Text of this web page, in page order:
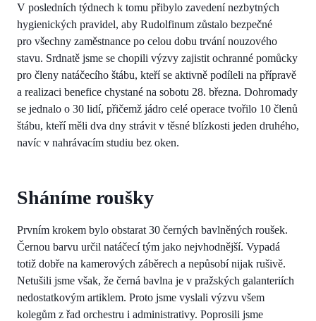
V posledních týdnech k tomu přibylo zavedení nezbytných
hygienických pravidel, aby Rudolfinum zůstalo bezpečné
pro všechny zaměstnance po celou dobu trvání nouzového
stavu. Srdnatě jsme se chopili výzvy zajistit ochranné pomůcky
pro členy natáčecího štábu, kteří se aktivně podíleli na přípravě
a realizaci benefice chystané na sobotu 28. března. Dohromady
se jednalo o 30 lidí, přičemž jádro celé operace tvořilo 10 členů
štábu, kteří měli dva dny strávit v těsné blízkosti jeden druhého,
navíc v nahrávacím studiu bez oken.
Sháníme roušky
Prvním krokem bylo obstarat 30 černých bavlněných roušek.
Černou barvu určil natáčecí tým jako nejvhodnější. Vypadá
totiž dobře na kamerových záběrech a nepůsobí nijak rušivě.
Netušili jsme však, že černá bavlna je v pražských galanteriích
nedostatkovým artiklem. Proto jsme vyslali výzvu všem
kolegům z řad orchestru i administrativy. Poprosili jsme